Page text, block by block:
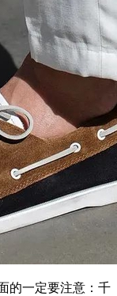
一定要注意：千